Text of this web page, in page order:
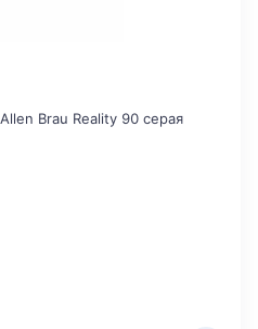
Brau Reality 90 серая